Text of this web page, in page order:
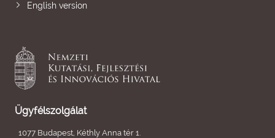
English version
Ügyfélszolgálat
1077 Budapest, Kéthly Anna tér 1.